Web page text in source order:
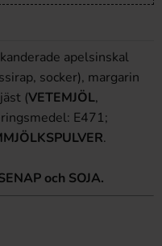
apelsinskal
socker), margarin
(VETEMJÖL,
E471;
.
och SOJA.